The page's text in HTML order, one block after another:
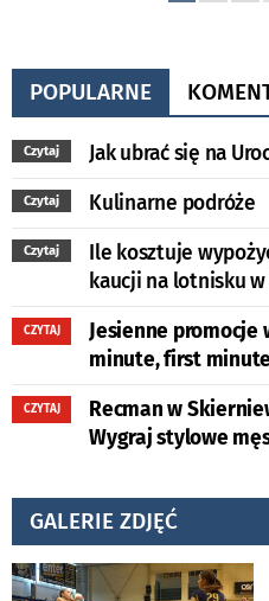
POPULARNE
Czytaj Jak ubrać się na
Czytaj Kulinarne podróże
Czytaj
Ile kosztuje
kaucji na lotnisku w
CZYTAJ
Jesienne promocje
minute, first
CZYTAJ
Recman w
Wygraj stylowe
GALERIE ZDJĘĆ